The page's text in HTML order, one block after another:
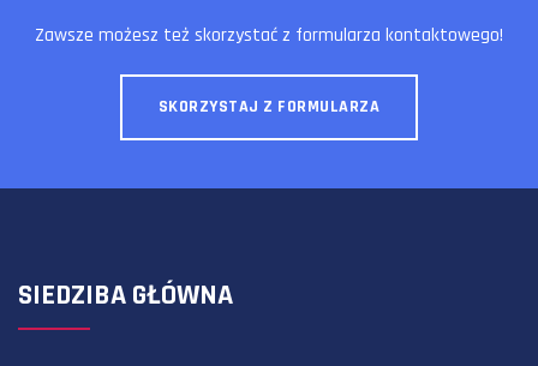
Zawsze możesz też skorzystać z formularza kontaktowego!
SKORZYSTAJ Z FORMULARZA
SIEDZIBA GŁÓWNA